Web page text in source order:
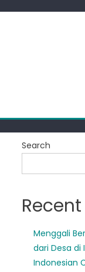
Search
Menggali
dari Desa di
Indonesian